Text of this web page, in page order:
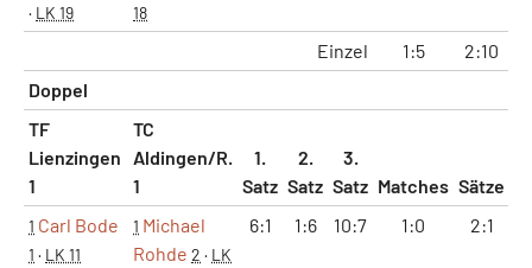
· LK 19
18
Einzel 1:5 2:10
Doppel
TF
Lienzingen
1
TC
Aldingen/R.
1
1.
Satz
2.
Satz
3.
Satz Matches Sätze
1 Carl Bode
1 · LK 11
1 Michael
Rohde 2 · LK
6:1 1:6 10:7 1:0 2:1